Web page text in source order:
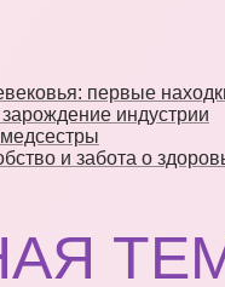
первые
индустрии
и забота о